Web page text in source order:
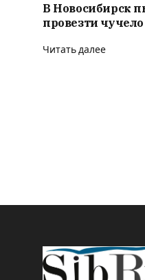
В Новосибирск
провезти
Читать далее